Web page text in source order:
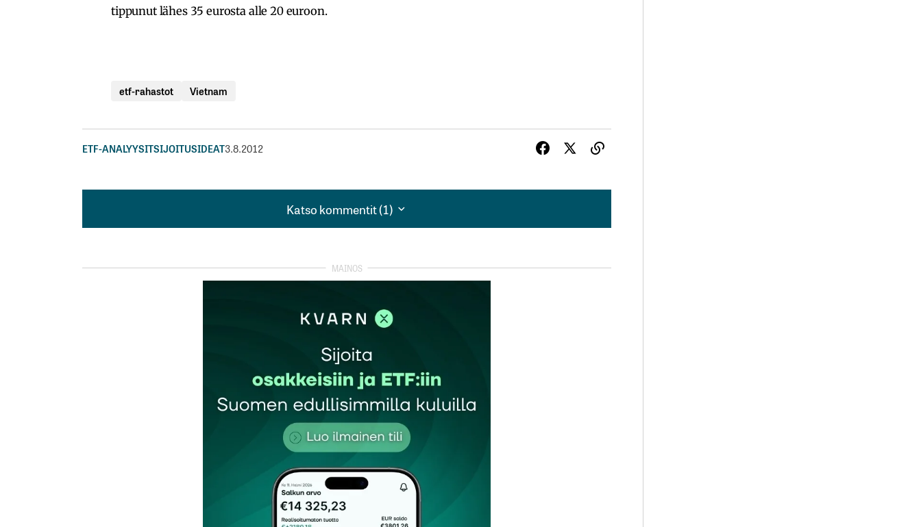
tippunut lähes 35 eurosta alle 20 euroon.
etf-rahastot Vietnam
ETF-ANALYYSITSIJOITUSIDEAT3.8.2012
Katso kommentit (1)
Katso kommentit (1)
lounaspuhujana 10. lokakuuta. Thanh’in aiheena olivat Vietnamin pankkisektorin ristiinomistus,
Thanh’in mukaan Vietnamin pankkisektorin ongelmien taustalla on monia tekijöitä. Kyse on sekä
1980-luvun lopulla, kun Vietnamin uudistuspolitiikka aloitettiin, maassa oli yksi kaupallinen
pankki. Nykyään pankkeja on 49. Kun pankin perustamiseen tarvittava pääomavaatimus on varsin
pieni, pankit joutuvat kilpailemaan talletuksista, mikä johti korkotason hurjaan nousuun etenkin
vuoden 2008 jälkeen: kun talletuskorot vuonna 2012 nousivat parhaimmillaan 17 – 19 prosenttiin,
lainakorot nousivat jopa yli 27 prosenttiin. Tällä hetkellä lainaa kuitenkin saa jo alle kymmenen
prosentin korolla, joissain tapauksissa jopa nollakorolla.
Lainan myöntämisprosessi on poikennut länsimaissa totutusta: lainan hakijoilta ei ole juurikaan
kyselty lainan käyttötarkoituksesta, saatikka pyydetty liiketoimintasuunnitelmaa tms., vaan
pankkia on lähinnä kiinnostanut vakuus. Vietnamin rekistereiden kehittymättömyyden takia